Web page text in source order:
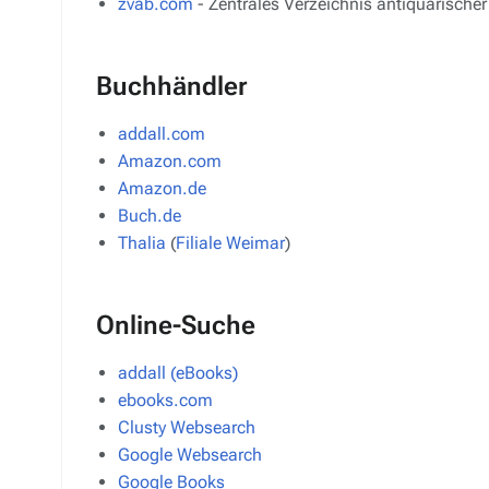
Buchhändler
addall.com
Amazon.com
Amazon.de
Buch.de
Thalia (Filiale Weimar)
Online-Suche
addall (eBooks)
ebooks.com
Clusty Websearch
Google Websearch
Google Books